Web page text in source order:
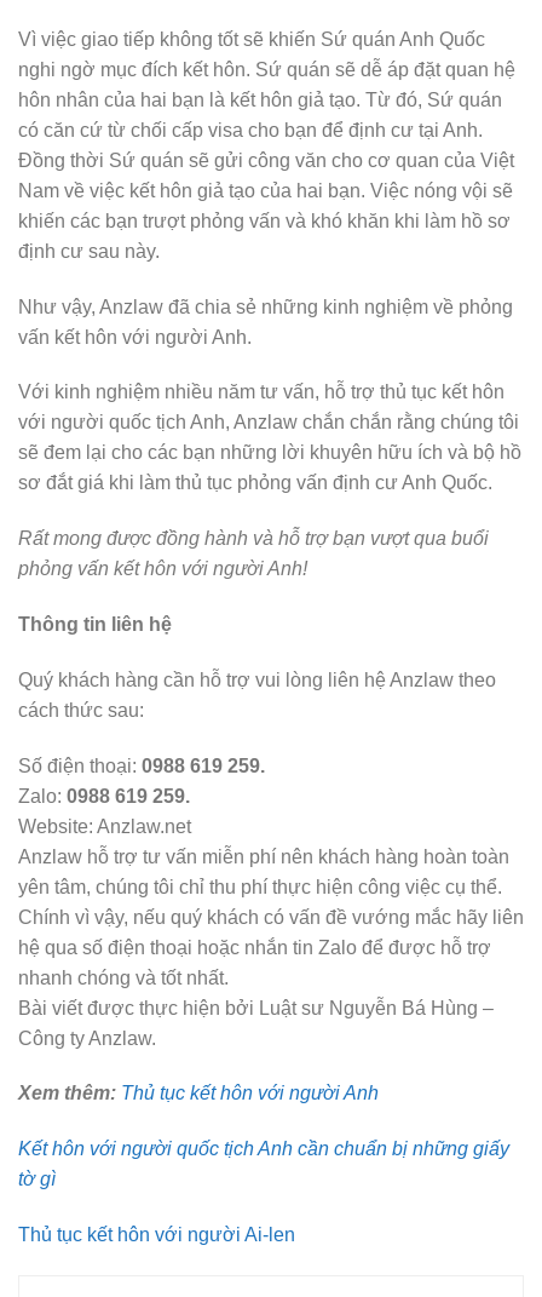
Vì việc giao tiếp không tốt sẽ khiến Sứ quán Anh Quốc
nghi ngờ mục đích kết hôn. Sứ quán sẽ dễ áp đặt quan hệ
hôn nhân của hai bạn là kết hôn giả tạo. Từ đó, Sứ quán
có căn cứ từ chối cấp visa cho bạn để định cư tại Anh.
Đồng thời Sứ quán sẽ gửi công văn cho cơ quan của Việt
Nam về việc kết hôn giả tạo của hai bạn. Việc nóng vội sẽ
khiến các bạn trượt phỏng vấn và khó khăn khi làm hồ sơ
định cư sau này.
Như vậy, Anzlaw đã chia sẻ những kinh nghiệm về phỏng
vấn kết hôn với người Anh.
Với kinh nghiệm nhiều năm tư vấn, hỗ trợ thủ tục kết hôn
với người quốc tịch Anh, Anzlaw chắn chắn rằng chúng tôi
sẽ đem lại cho các bạn những lời khuyên hữu ích và bộ hồ
sơ đắt giá khi làm thủ tục phỏng vấn định cư Anh Quốc.
Rất mong được đồng hành và hỗ trợ bạn vượt qua buổi
phỏng vấn kết hôn với người Anh!
Thông tin liên hệ
Quý khách hàng cần hỗ trợ vui lòng liên hệ Anzlaw theo
cách thức sau:
Số điện thoại: 0988 619 259.
Zalo: 0988 619 259.
Website: Anzlaw.net
Anzlaw hỗ trợ tư vấn miễn phí nên khách hàng hoàn toàn
yên tâm, chúng tôi chỉ thu phí thực hiện công việc cụ thể.
Chính vì vậy, nếu quý khách có vấn đề vướng mắc hãy liên
hệ qua số điện thoại hoặc nhắn tin Zalo để được hỗ trợ
nhanh chóng và tốt nhất.
Bài viết được thực hiện bởi Luật sư Nguyễn Bá Hùng –
Công ty Anzlaw.
Xem thêm: Thủ tục kết hôn với người Anh
Kết hôn với người quốc tịch Anh cần chuẩn bị những giấy
tờ gì
Thủ tục kết hôn với người Ai-len